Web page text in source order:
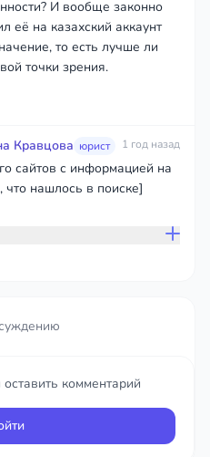
И вообще законно
её на казахский аккаунт
то есть лучше ли
точки зрения.
Кравцова юрист 1 год назад
сайтов с информацией на
что нашлось в поиске]
Войти комментарий